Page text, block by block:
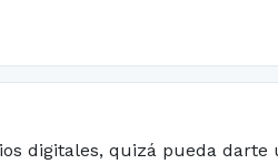
digitales, quizá pueda darte